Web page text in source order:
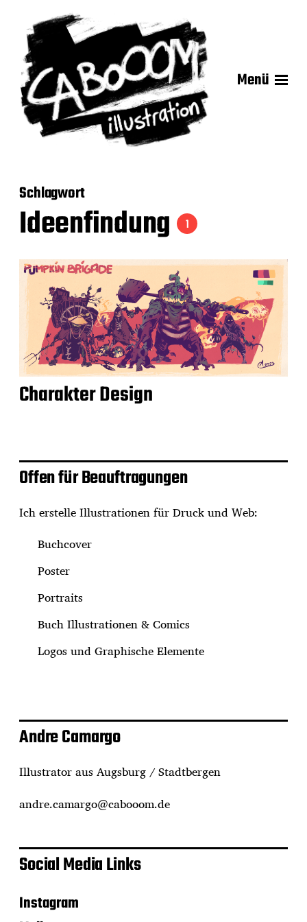
Menü
Schlagwort
Ideenfindung 1
Charakter Design
Offen für Beauftragungen
Ich erstelle Illustrationen für Druck und Web:
Buchcover
Poster
Portraits
Buch Illustrationen & Comics
Logos und Graphische Elemente
Andre Camargo
Illustrator aus Augsburg / Stadtbergen
andre.camargo@cabooom.de
Social Media Links
Instagram